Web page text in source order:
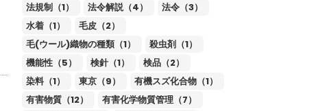
法規制（1）
法令解説（4）
法令（3）
水着（1）
毛皮（2）
毛(ウール)織物の種類（1）
殺虫剤（1）
機能性（5）
検針（1）
検品（2）
染料（1）
東京（9）
有機スズ化合物（1）
有害物質（12）
有害化学物質管理（7）